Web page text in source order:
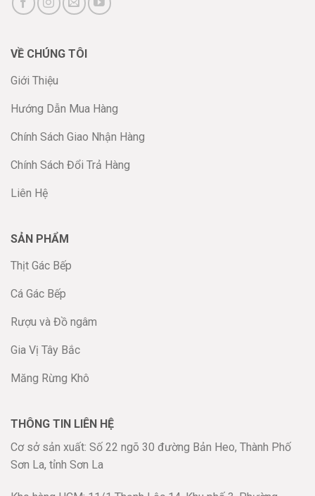
VỀ CHÚNG TÔI
Giới Thiệu
Hướng Dẫn Mua Hàng
Chính Sách Giao Nhận Hàng
Chính Sách Đổi Trả Hàng
Liên Hệ
SẢN PHẨM
Thịt Gác Bếp
Cá Gác Bếp
Rượu và Đồ ngâm
Gia Vị Tây Bắc
Măng Rừng Khô
THÔNG TIN LIÊN HỆ
Cơ sở sản xuất: Số 22 ngõ 30 đường Bản Heo, Thành Phố
Sơn La, tỉnh Sơn La